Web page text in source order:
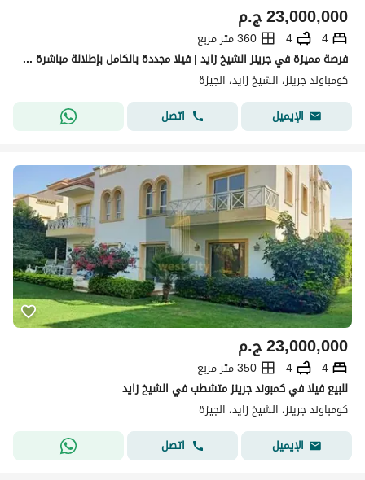
ج.م23,000,000
4
4
360 متر مربع
فرصة مميزة في جرينز الشيخ زايد | فيلا مجددة بالكامل بإطلالة مباشرة على البحيرة واللاند سكيب فيلا فاخرة بإطلالة رائعة داخل جرينز الشيخ زايد
كومباوند جرينز، الشيخ زايد، الجيزة
الإيميل
اتصل
ج.م23,000,000
4
4
350 متر مربع
للبيع فيلا في كمبوند جرينز متشطب في الشيخ زايد
كومباوند جرينز، الشيخ زايد، الجيزة
الإيميل
اتصل